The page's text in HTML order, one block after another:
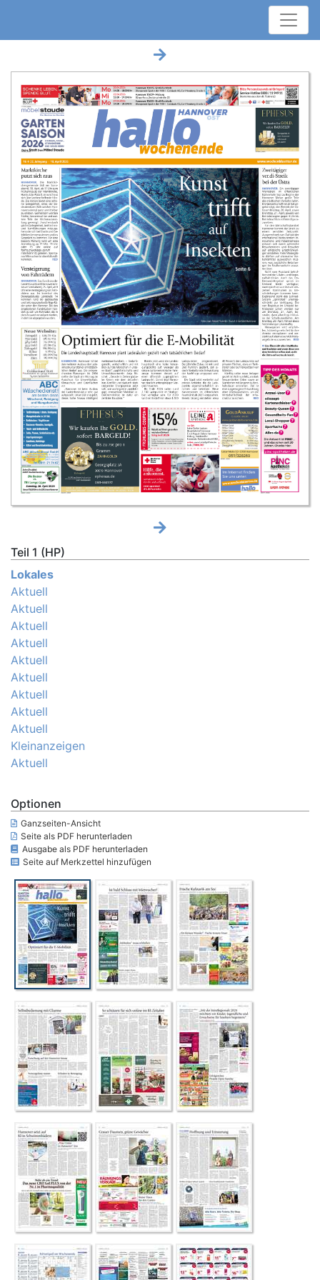
Teil 1 (HP)
Lokales
Aktuell
Aktuell
Aktuell
Aktuell
Aktuell
Aktuell
Aktuell
Aktuell
Aktuell
Kleinanzeigen
Aktuell
Optionen
Ganzseiten-Ansicht
Seite als PDF herunterladen
Ausgabe als PDF herunterladen
Seite auf Merkzettel hinzufügen